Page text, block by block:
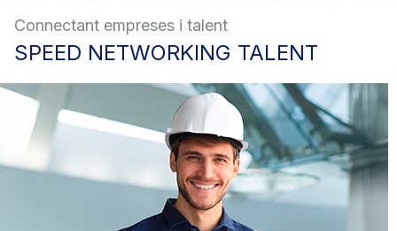
Connectant empreses i talent
SPEED NETWORKING TALENT